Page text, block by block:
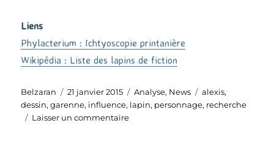
Liens
Phylacterium : Ichtyoscopie printanière
Wikipédia : Liste des lapins de fiction
Auteur
Belzaran
Publié
le
21 janvier 2015 Catégories
Analyse, News Étiquettes
alexis,
dessin,garenne, influence, lapin, personnage, recherche
Laisser un commentairesur